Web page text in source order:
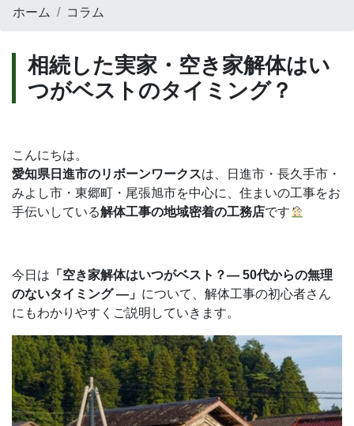
ホーム コラム
相続した実家・空き家解体はい
つがベストのタイミング？
こんにちは。
愛知県日進市のリボーンワークスは、日進市・長久手市・
みよし市・東郷町・尾張旭市を中心に、住まいの工事をお
手伝いしている解体工事の地域密着の工務店です
今日は 「空き家解体はいつがベスト？― 50代からの無理
のないタイミング ―」 について、解体工事の初心者さん
にもわかりやすくご説明していきます。
い
合
わ
無料見積依頼 お問い合わせ